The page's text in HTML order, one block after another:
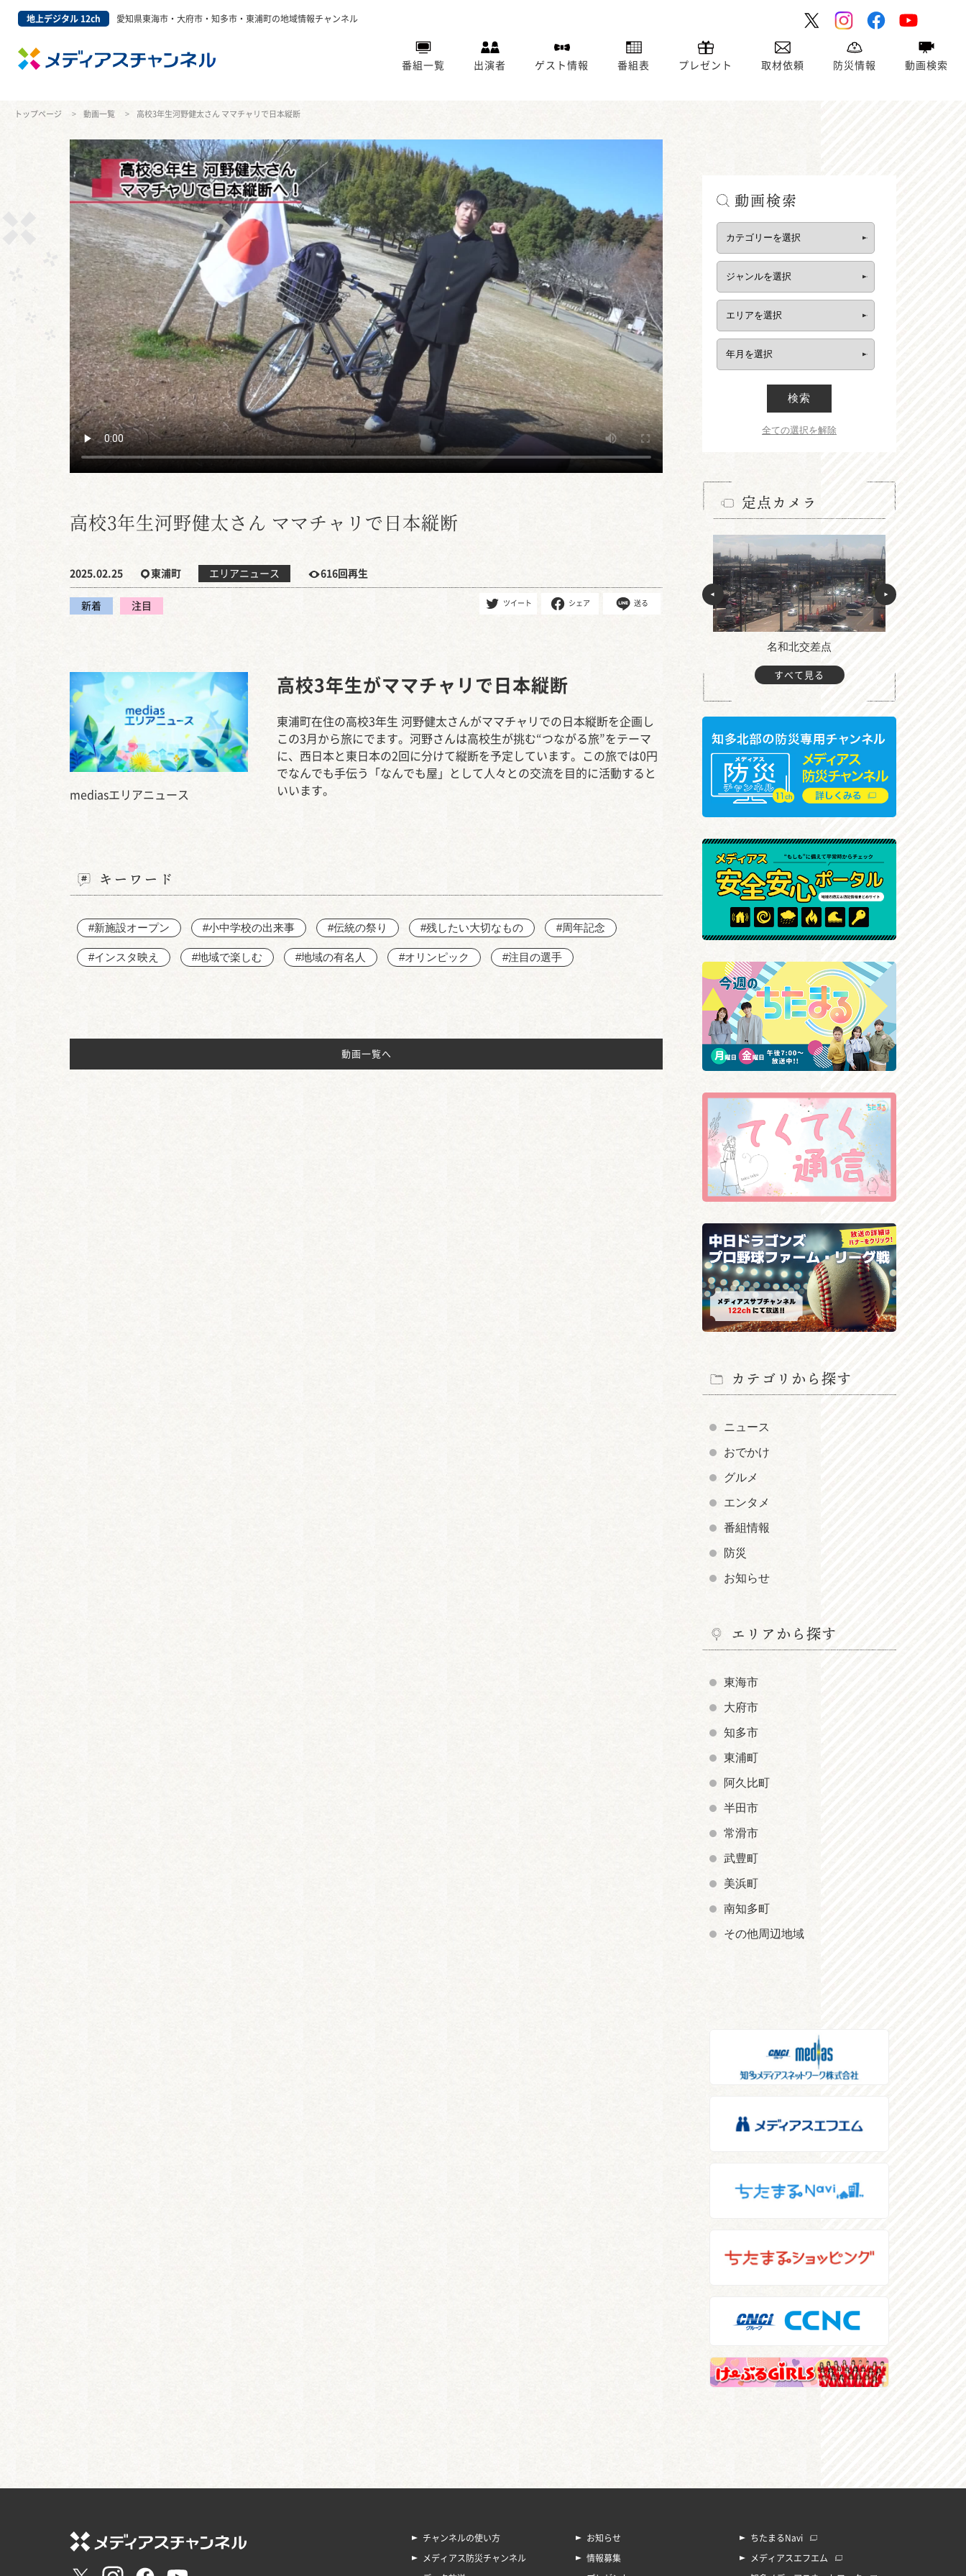
地上デジタル 12ch 愛知県東海市・大府市・知多市・東浦町の地域情報チャンネル
番組一覧 出演者 ゲスト情報 番組表 プレゼント 取材依頼 防災情報 動画検索
トップページ 動画一覧 高校3年生河野健太さん ママチャリで日本縦断
高校3年生河野健太さん ママチャリで日本縦断
2025.02.25 東浦町 エリアニュース 616回再生
新着 注目 ツイート シェア 送る
mediasエリアニュース
高校3年生がママチャリで日本縦断
東浦町在住の高校3年生 河野健太さんがママチャリでの日本縦断を企画し
この3月から旅にでます。河野さんは高校生が挑む“つながる旅”をテーマ
に、西日本と東日本の2回に分けて縦断を予定しています。この旅では0円
でなんでも手伝う「なんでも屋」として人々との交流を目的に活動すると
いいます。
キーワード
#新施設オープン #小中学校の出来事 #伝統の祭り #残したい大切なもの #周年記念
#インスタ映え #地域で楽しむ #地域の有名人 #オリンピック #注目の選手
動画一覧へ
動画検索
検索
全ての選択を解除
定点カメラ
名和北交差点
すべて見る
カテゴリから探す
ニュース
おでかけ
グルメ
エンタメ
番組情報
防災
お知らせ
エリアから探す
東海市
大府市
知多市
東浦町
阿久比町
半田市
常滑市
武豊町
美浜町
南知多町
その他周辺地域
チャンネルの使い方
メディアス防災チャンネル
お知らせ
情報募集
ちたまるNavi
メディアスエフエム